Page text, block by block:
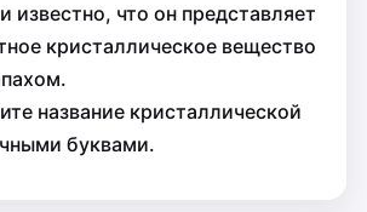
известно, что он представляет
кристаллическое вещество
название кристаллической
буквами.